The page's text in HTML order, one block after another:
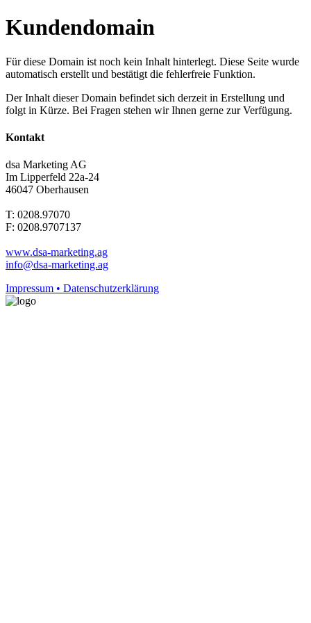
Kundendomain
Für diese Domain ist noch kein Inhalt hinterlegt. Diese Seite wurde
automatisch erstellt und bestätigt die fehlerfreie Funktion.
Der Inhalt dieser Domain befindet sich derzeit in Erstellung und
folgt in Kürze. Bei Fragen stehen wir Ihnen gerne zur Verfügung.
Kontakt
dsa Marketing AG
Im Lipperfeld 22a-24
46047 Oberhausen
T: 0208.97070
F: 0208.9707137
www.dsa-marketing.ag
info@dsa-marketing.ag
Impressum • Datenschutzerklärung